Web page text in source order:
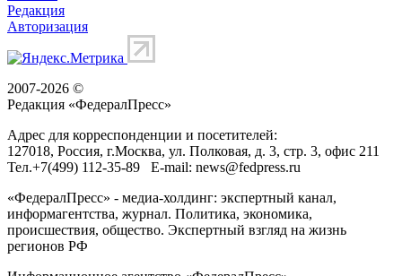
Редакция
Авторизация
2007-2026 ©
Редакция «ФедералПресс»
Адрес для корреспонденции и посетителей:
127018, Россия, г.Москва, ул. Полковая, д. 3, стр. 3, офис 211
Тел.+7(499) 112-35-89 E-mail: news@fedpress.ru
«ФедералПресс» - медиа-холдинг: экспертный канал,
информагентства, журнал. Политика, экономика,
происшествия, общество. Экспертный взгляд на жизнь
регионов РФ